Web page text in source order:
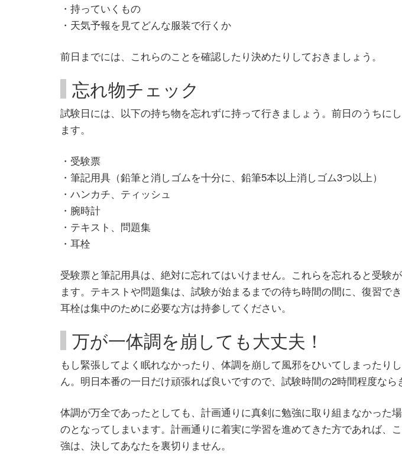
・持っていくもの
・天気予報を見てどんな服装で行くか
前日までには、これらのことを確認したり決めたりしておきましょう。
忘れ物チェック
試験日には、以下の持ち物を忘れずに持って行きましょう。前日のうちに
ます。
・受験票
・筆記用具（鉛筆と消しゴムを十分に、鉛筆5本以上消しゴム3つ以上）
・ハンカチ、ティッシュ
・腕時計
・テキスト、問題集
・耳栓
受験票と筆記用具は、絶対に忘れてはいけません。これらを忘れると受験
ます。テキストや問題集は、試験が始まるまでの待ち時間の間に、復習で
耳栓は集中のために必要な方は持参してください。
万が一体調を崩しても大丈夫！
もし緊張してよく眠れなかったり、体調を崩して風邪をひいてしまったり
ん。明日本番の一日だけ頑張れば良いですので、試験時間の2時間程度なら
体調が万全であったとしても、計画通りに真剣に勉強に取り組まなかった
のとなってしまいます。計画通りに着実に学習を進めてきた方であれば、
強は、決してあなたを裏切りません。